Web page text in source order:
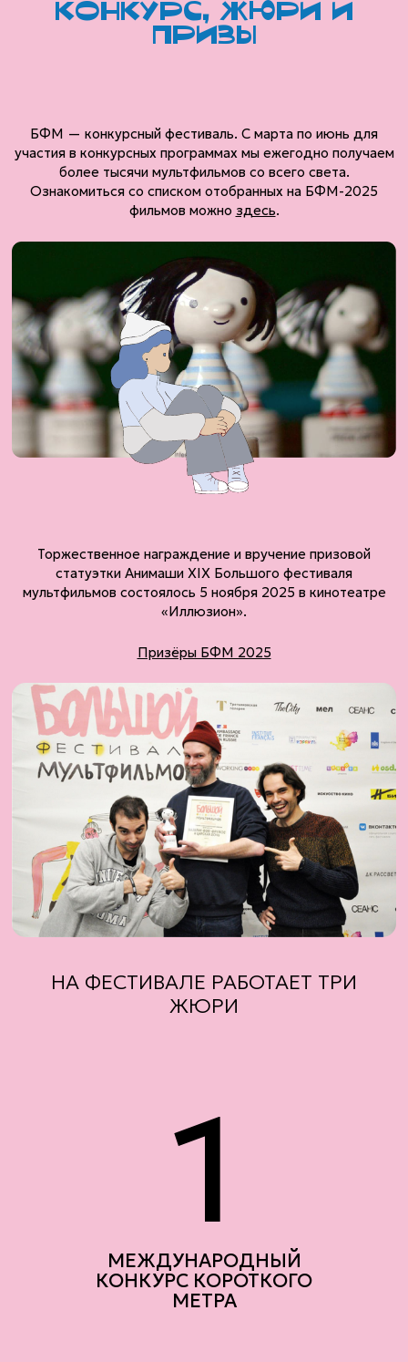
конкурс, жюри и
призы
БФМ — конкурсный фестиваль. С марта по июнь для
участия в конкурсных программах мы ежегодно получаем
более тысячи мультфильмов со всего света.
Ознакомиться со списком отобранных на БФМ-2025
фильмов можно здесь.
Торжественное награждение и вручение призовой
статуэтки Анимаши XIX Большого фестиваля
мультфильмов состоялось 5 ноября 2025 в кинотеатре
«Иллюзион».
Призёры БФМ 2025
НА ФЕСТИВАЛЕ РАБОТАЕТ ТРИ
ЖЮРИ
1
МЕЖДУНАРОДНЫЙ
КОНКУРС КОРОТКОГО
МЕТРА